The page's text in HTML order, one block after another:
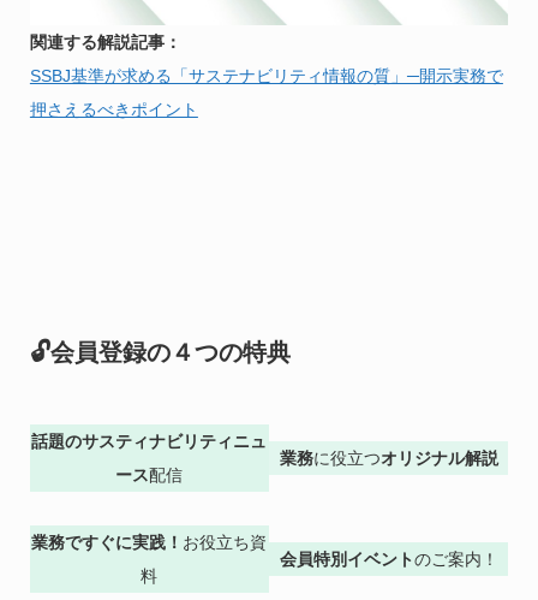
関連する解説記事：
SSBJ基準が求める「サステナビリティ情報の質」─開示実務で
押さえるべきポイント
🔓会員登録の４つの特典
話題のサスティナビリティニュ
ース配信
業務に役立つオリジナル解説
業務ですぐに実践！ お役立ち資
料
会員特別イベントのご案内！